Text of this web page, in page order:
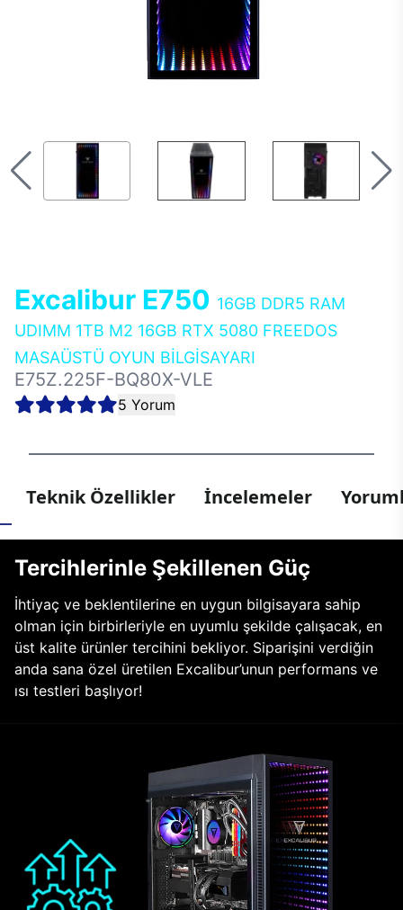
Excalibur E750 16GB DDR5 RAM
UDIMM 1TB M2 16GB RTX 5080 FREEDOS
MASAÜSTÜ OYUN BİLGİSAYARI
E75Z.225F-BQ80X-VLE
5 Yorum
Teknik Özellikler İncelemeler
Tercihlerinle Şekillenen Güç
İhtiyaç ve beklentilerine en uygun bilgisayara sahip
olman için birbirleriyle en uyumlu şekilde çalışacak, en
üst kalite ürünler tercihini bekliyor. Siparişini verdiğin
anda sana özel üretilen Excalibur’unun performans ve
ısı testleri başlıyor!